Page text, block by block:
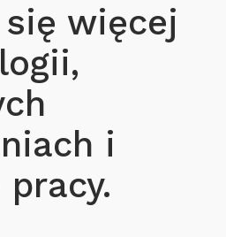
więcej
i